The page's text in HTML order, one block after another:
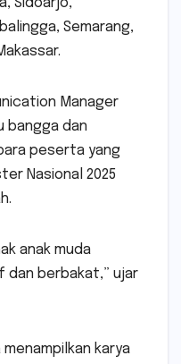
Semarang,
Manager
bangga dan
peserta yang
Nasional 2025
anak muda
dan berbakat,” ujar
karya